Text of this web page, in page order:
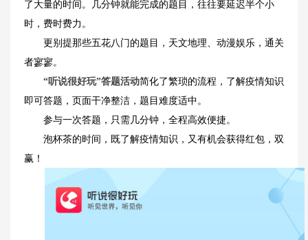
了大量的时间。几分钟就能完成的题目，往往要延迟半个小
时，费时费力。
更别提那些五花八门的题目，天文地理、动漫娱乐，通关
者寥寥。
“听说很好玩”答题活动简化了繁琐的流程，了解疫情知识
即可答题，页面干净整洁，题目难度适中。
参与一次答题，只需几分钟，全程高效便捷。
泡杯茶的时间，既了解疫情知识，又有机会获得红包，双
赢！